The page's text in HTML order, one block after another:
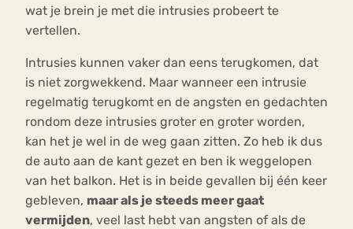
wat je brein je met die intrusies probeert te
vertellen.
Intrusies kunnen vaker dan eens terugkomen, dat
is niet zorgwekkend. Maar wanneer een intrusie
regelmatig terugkomt en de angsten en gedachten
rondom deze intrusies groter en groter worden,
kan het je wel in de weg gaan zitten. Zo heb ik dus
de auto aan de kant gezet en ben ik weggelopen
van het balkon. Het is in beide gevallen bij één keer
gebleven, maar als je steeds meer gaat
vermijden, veel last hebt van angsten of als de